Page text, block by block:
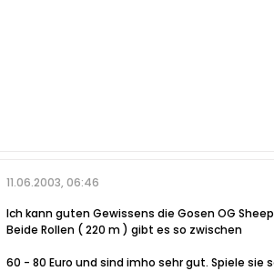
11.06.2003, 06:46
Ich kann guten Gewissens die Gosen OG
Beide Rollen ( 220 m ) gibt es so zwischen
60 - 80 Euro und sind imho sehr gut. Spiele sie